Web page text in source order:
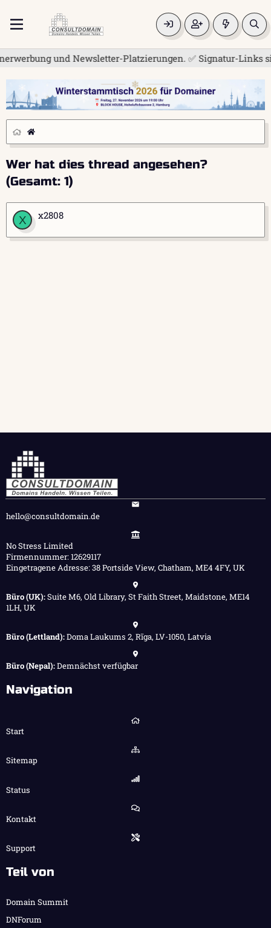
und Newsletter-Platzierungen. ✅ Signatur-Links
Wer hat dies thread angesehen?
(Gesamt: 1)
X x2808
hello@consultdomain.de
No Stress Limited
Firmennummer: 12629117
Eingetragene Adresse: 38 Portside View, Chatham, ME4 4FY, UK
Büro (UK):Suite M6, Old Library, St Faith Street, Maidstone, ME14
1LH, UK
Büro (Lettland):Doma Laukums 2, Rīga, LV-1050, Latvia
Büro (Nepal):Demnächst verfügbar
Navigation
Start
Sitemap
Status
Kontakt
Support
Teil von
Domain Summit
DNForum